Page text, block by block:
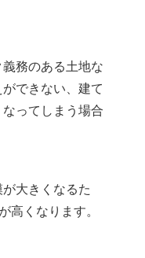
務のある土地な
できない、建て
ってしまう場合
大きくなるた
高くなります。